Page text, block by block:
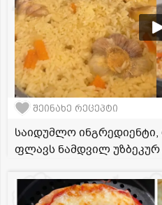
შეინახე რეცეპტი
საიდუმლო
ფლავს ნამდვილ უზბეკურ